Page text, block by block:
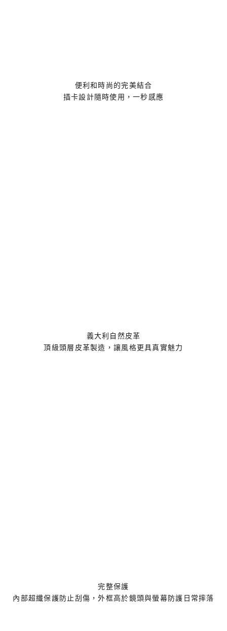
便利和時尚的完美結合
插卡設計隨時使用，一秒感應
義大利自然皮革
頂級頭層皮革製造，讓風格更具真實魅力
完整保護
內部超纖保護防止刮傷，外框高於鏡頭與螢幕防護日常摔落